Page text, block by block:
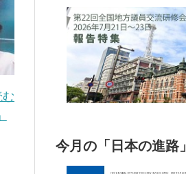
今月の「日本の進路」